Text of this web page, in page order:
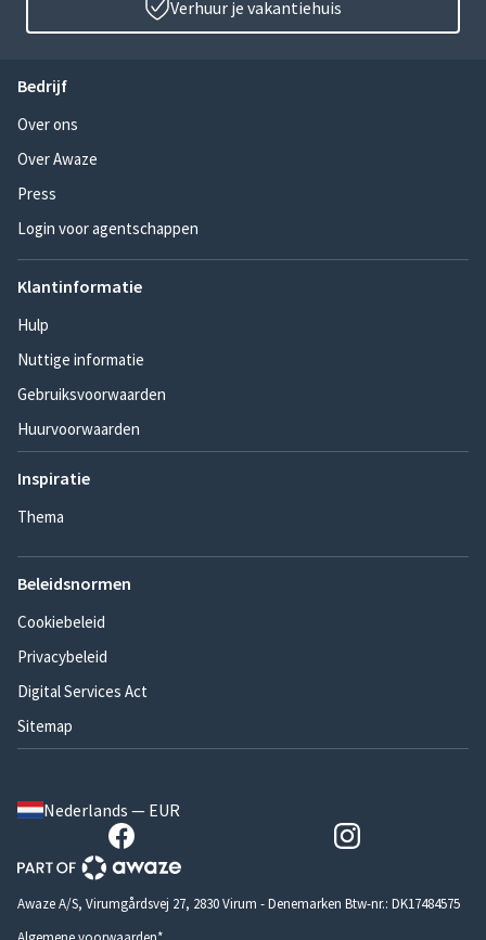
Verhuur je vakantiehuis
Bedrijf
Over ons
Over Awaze
Press
Login voor agentschappen
Klantinformatie
Hulp
Nuttige informatie
Gebruiksvoorwaarden
Huurvoorwaarden
Inspiratie
Thema
Beleidsnormen
Cookiebeleid
Privacybeleid
Digital Services Act
Sitemap
Nederlands — EUR
Awaze A/S, Virumgårdsvej 27, 2830 Virum - Denemarken Btw-nr.: DK17484575